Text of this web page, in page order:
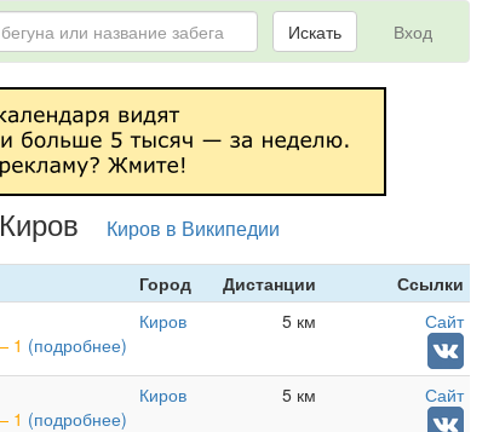
Вход
Искать
Киров в Википедии
Город Дистанции
Ссылки
1 (подробнее)
Киров 5 км Сайт
1 (подробнее)
Киров 5 км Сайт